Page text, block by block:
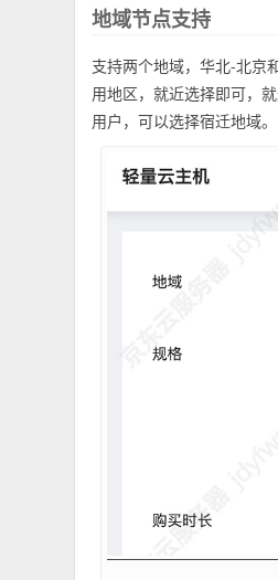
地域节点支持
支持两个地域，华北-北京
用地区，就近选择即可，
用户，可以选择宿迁地域。